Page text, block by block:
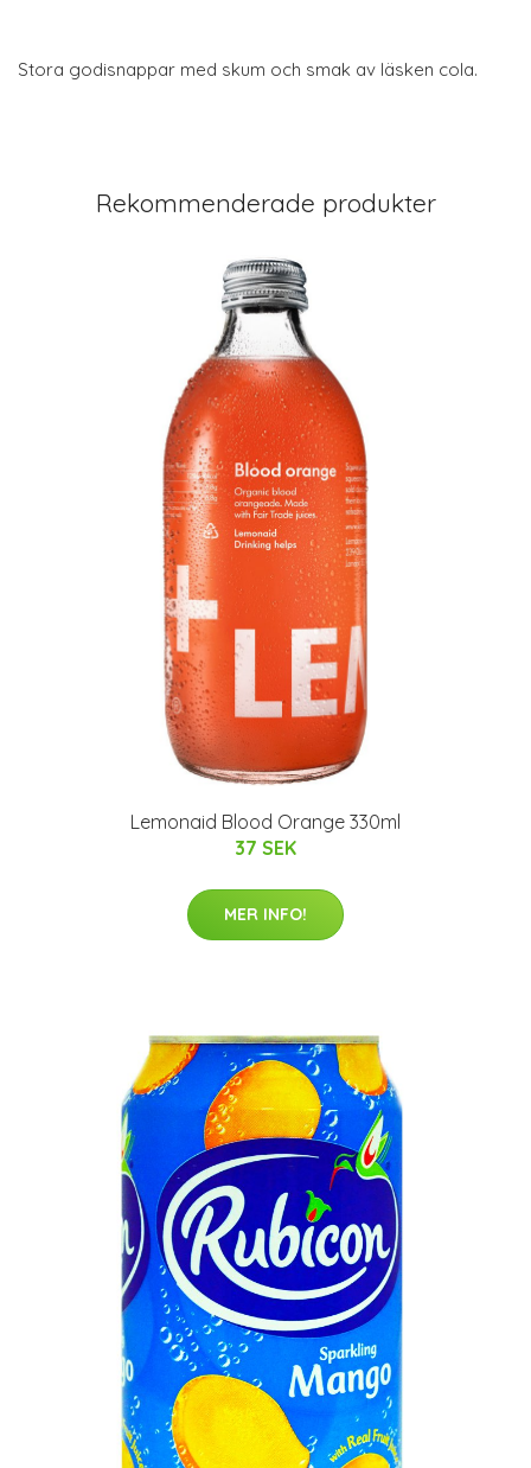
Stora godisnappar med skum och smak av läsken cola.
Rekommenderade produkter
Lemonaid Blood Orange 330ml
37 SEK
MER INFO!